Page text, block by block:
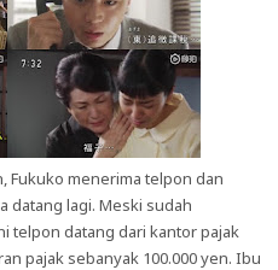
Fukuko menerima telpon dan
datang lagi. Meski sudah
telpon datang dari kantor pajak
pajak sebanyak 100.000 yen. Ibu